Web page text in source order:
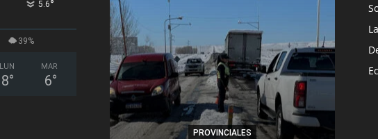
5.6°
39%
LUN
8°
MAR
6°
PROVINCIALES